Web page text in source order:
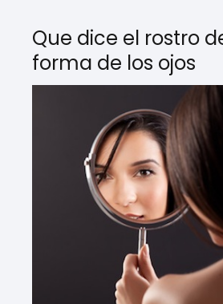
Que dice el rostro
forma de los ojos